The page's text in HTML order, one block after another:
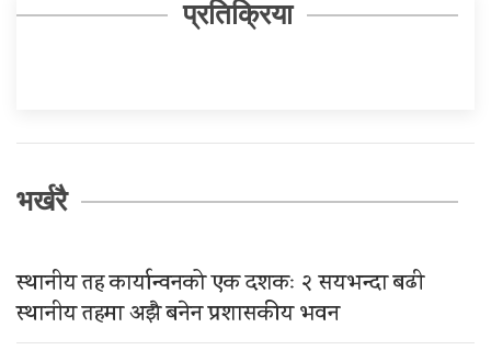
प्रतिक्रिया
भर्खरै
स्थानीय तह कार्यान्वनको एक दशकः २ सयभन्दा बढी
स्थानीय तहमा अझै बनेन प्रशासकीय भवन